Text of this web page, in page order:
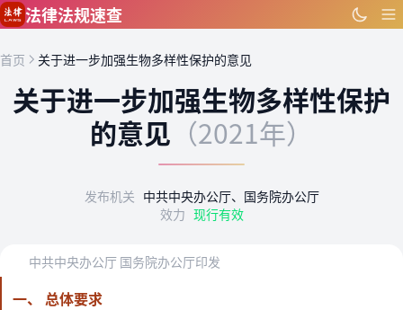
跳到主要内容
法律法规速查
首页 关于进一步加强生物多样性保护的意见
关于进一步加强生物多样性保护
的意见 （2021年）
发布机关 中共中央办公厅、国务院办公厅
效力 现行有效
中共中央办公厅 国务院办公厅印发
一、 总体要求